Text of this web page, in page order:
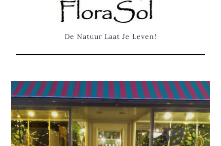
De Natuur Laat Je Leven!